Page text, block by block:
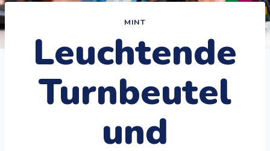
MINT
Leuchtende
Turnbeutel
und